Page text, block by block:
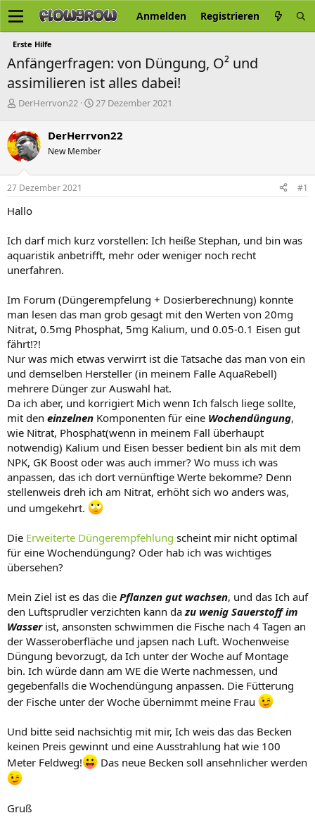
Anmelden Registrieren
Erste Hilfe
Anfängerfragen: von Düngung, O² und
assimilieren ist alles dabei!
E
s
t
e
l
l
e
DerHerrvon22
E
t
e
l
27 Dezember 2021
DerHerrvon22
New Member
27 Dezember 2021 #1
Hallo
Ich darf mich kurz vorstellen: Ich heiße Stephan, und bin was
aquaristik anbetrifft, mehr oder weniger noch recht
unerfahren.
Im Forum (Düngerempfelung + Dosierberechnung) konnte
man lesen das man grob gesagt mit den Werten von 20mg
Nitrat, 0.5mg Phosphat, 5mg Kalium, und 0.05-0.1 Eisen gut
fährt!?!
Nur was mich etwas verwirrt ist die Tatsache das man von ein
und demselben Hersteller (in meinem Falle AquaRebell)
mehrere Dünger zur Auswahl hat.
Da ich aber, und korrigiert Mich wenn Ich falsch liege sollte,
mit den einzelnen Komponenten für eine Wochendüngung,
wie Nitrat, Phosphat(wenn in meinem Fall überhaupt
notwendig) Kalium und Eisen besser bedient bin als mit dem
NPK, GK Boost oder was auch immer? Wo muss ich was
anpassen, das ich dort vernünftige Werte bekomme? Denn
stellenweis dreh ich am Nitrat, erhöht sich wo anders was,
und umgekehrt.
Die Erweiterte Düngerempfehlung scheint mir nicht optimal
für eine Wochendüngung? Oder hab ich was wichtiges
übersehen?
Mein Ziel ist es das die Pflanzen gut wachsen, und das Ich auf
den Luftsprudler verzichten kann da zu wenig Sauerstoff im
Wasserist, ansonsten schwimmen die Fische nach 4 Tagen an
der Wasseroberfläche und japsen nach Luft. Wochenweise
Düngung bevorzugt, da Ich unter der Woche auf Montage
bin. Ich würde dann am WE die Werte nachmessen, und
gegebenfalls die Wochendüngung anpassen. Die Fütterung
der Fische unter der Woche übernimmt meine Frau
Und bitte seid nachsichtig mit mir, Ich weis das das Becken
keinen Preis gewinnt und eine Ausstrahlung hat wie 100
Meter Feldweg!
Das neue Becken soll ansehnlicher werden
Gruß